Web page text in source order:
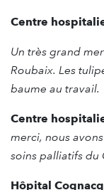
Centre
Un très grand
Roubaix. Les
baume au travail.
Centre
merci, nous
soins palliatifs du
Hôpital